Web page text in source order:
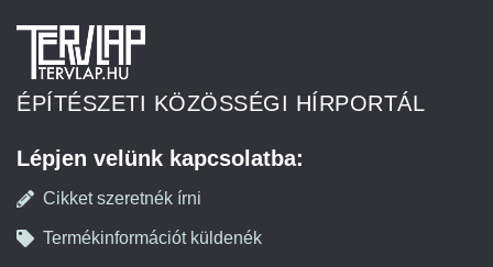
ÉPÍTÉSZETI KÖZÖSSÉGI HÍRPORTÁL
Lépjen velünk kapcsolatba:
Cikket szeretnék írni
Termékinformációt küldenék